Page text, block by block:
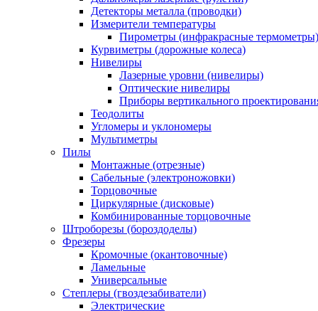
Детекторы металла (проводки)
Измерители температуры
Пирометры (инфракрасные термометры)
Курвиметры (дорожные колеса)
Нивелиры
Лазерные уровни (нивелиры)
Оптические нивелиры
Приборы вертикального
Теодолиты
Угломеры и уклономеры
Мультиметры
Пилы
Монтажные (отрезные)
Сабельные (электроножовки)
Торцовочные
Циркулярные (дисковые)
Комбинированные торцовочные
Штроборезы (бороздоделы)
Фрезеры
Кромочные (окантовочные)
Ламельные
Универсальные
Степлеры (гвоздезабиватели)
Электрические